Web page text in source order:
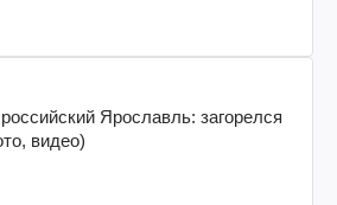
Ярославль: загорелся
видео)